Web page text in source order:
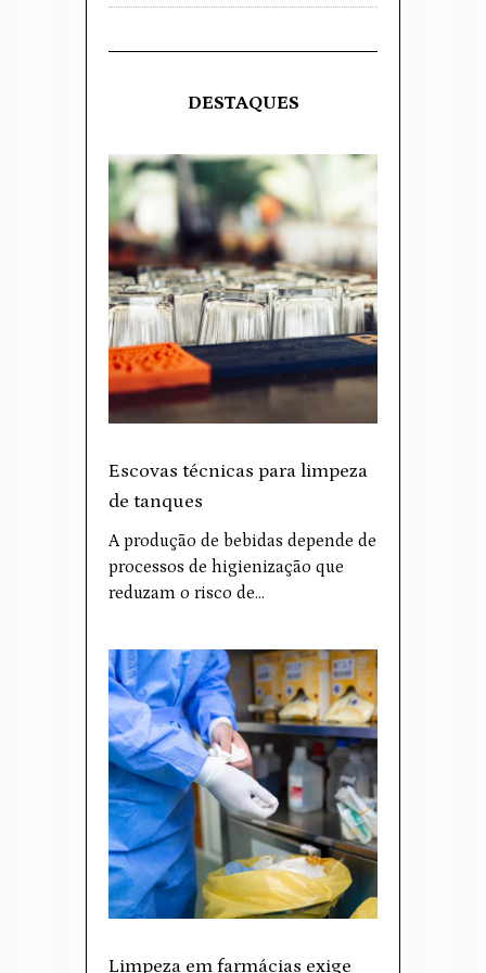
DESTAQUES
Escovas técnicas para limpeza
de tanques
A produção de bebidas depende de
processos de higienização que
reduzam o risco de…
Limpeza em farmácias exige